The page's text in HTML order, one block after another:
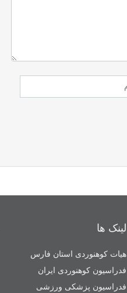
لینک ها
هیات کوهنوردی استان فارس
فدراسیون کوهنوردی ایران
فدراسیون پزشکی ورزشی